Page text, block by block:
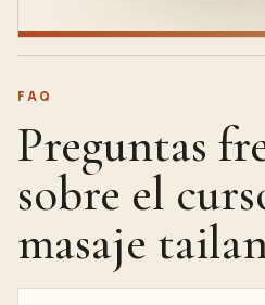
FAQ
Preguntas
sobre el
masaje